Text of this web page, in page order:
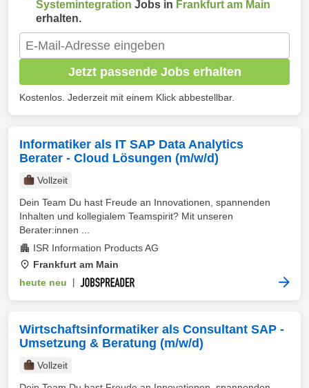
Systemintegration Jobs in Frankfurt am Main
erhalten.
Jetzt passende Jobs erhalten
Kostenlos. Jederzeit mit einem Klick abbestellbar.
Informatiker als IT SAP Data Analytics
Berater - Cloud Lösungen (m/w/d)
Vollzeit
Dein Team Du hast Freude an Innovationen, spannenden
Inhalten und kollegialem Teamspirit? Mit unseren
Berater:innen ...
ISR Information Products AG
Frankfurt am Main
heute neu
Wirtschaftsinformatiker als Consultant SAP -
Umsetzung & Beratung (m/w/d)
Vollzeit